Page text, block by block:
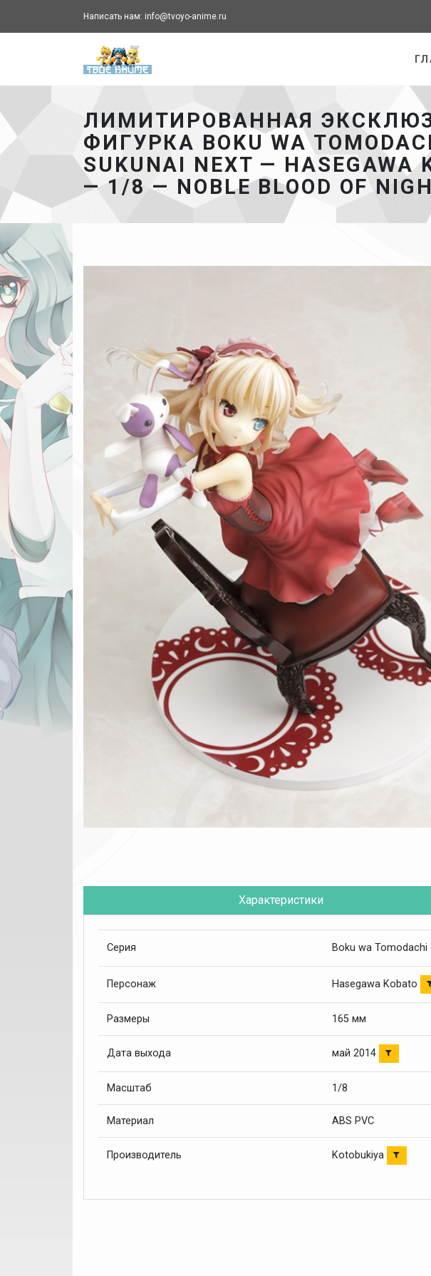
Написать нам: info@tvoyo-anime.ru
ЛИМИТИРОВАННАЯ
ФИГУРКА BOKU WA
SUKUNAI NEXT — HASEGAWA
— 1/8 — NOBLE BLOOD OF
Характеристики
Серия Boku wa Tomodachi
Персонаж Hasegawa Kobato
Размеры 165 мм
Дата выхода май 2014
Масштаб 1/8
Материал ABS PVC
Производитель Kotobukiya